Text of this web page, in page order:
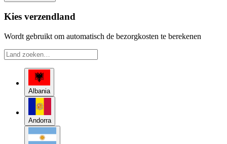
Kies verzendland
Wordt gebruikt om automatisch de bezorgkosten te berekenen
Albania
Andorra